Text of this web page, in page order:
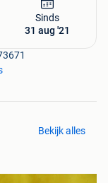
Sinds
31 aug '21
Bekijk alles